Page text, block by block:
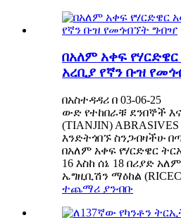
በአለም አቀፍ
አረቢያ የኛን ቡዝ
በአስተዳዳሪ በ 03-06-25
ውድ የተከበራቹ ደንበኞች እና
(TIANJIN)
እንድትጎበኙ ስንጋብዛችሁ
በአለም አቀፍ የሃርድዌር
16 እስከ ሰኔ 18 በሪያድ
ኤግዚቢሽን ማዕከል
ተጨማሪ ያንብቡ